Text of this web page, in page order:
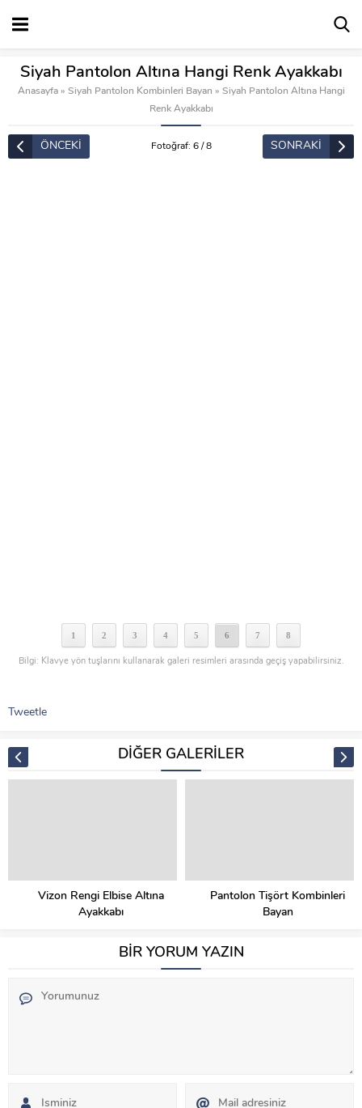
Siyah Pantolon Altına Hangi Renk Ayakkabı
Anasayfa » Siyah Pantolon Kombinleri Bayan » Siyah Pantolon Altına Hangi
Renk Ayakkabı
ÖNCEKİ Fotoğraf: 6 / 8 SONRAKİ
1 2 3 4 5 6 7 8
Bilgi: Klavye yön tuşlarını kullanarak galeri resimleri arasında geçiş yapabilirsiniz.
Tweetle
DİĞER GALERİLER
Vizon Rengi Elbise Altına
Ayakkabı
Pantolon Tişört Kombinleri
Bayan
BİR YORUM YAZIN